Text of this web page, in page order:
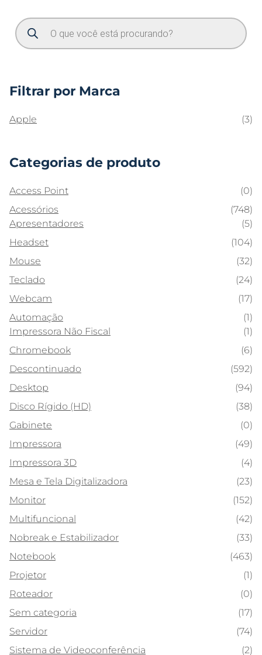
Filtrar por Marca
Apple (3)
Categorias de produto
Access Point
(0)
Acessórios
(748)
Apresentadores
(5)
Headset
(104)
Mouse
(32)
Teclado
(24)
Webcam
(17)
Automação
(1)
Impressora Não Fiscal
(1)
Chromebook
(6)
Descontinuado
(592)
Desktop
(94)
Disco Rígido (HD)
(38)
Gabinete
(0)
Impressora
(49)
Impressora 3D
(4)
Mesa e Tela Digitalizadora
(23)
Monitor
(152)
Multifuncional
(42)
Nobreak e Estabilizador
(33)
Notebook
(463)
Projetor
(1)
Roteador
(0)
Sem categoria
(17)
Servidor
(74)
Sistema de Videoconferência
(2)